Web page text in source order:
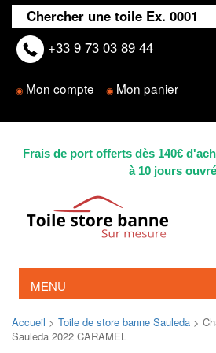
+33 9 73 03 89 44
◉ Mon compte ◉ Mon panier
Frais de port offerts dès 140€
à 10 jours
MENU
Accueil > Toile de store banne Sauleda >
Sauleda 2022 CARAMEL